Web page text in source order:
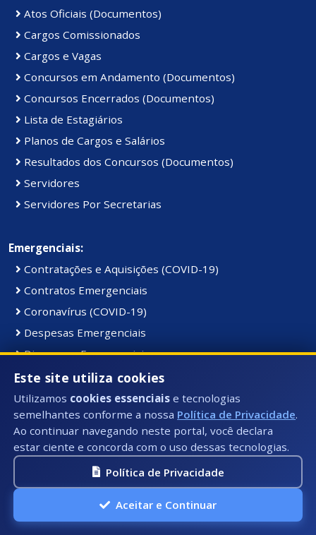
Atos Oficiais (Documentos)
Cargos Comissionados
Cargos e Vagas
Concursos em Andamento (Documentos)
Concursos Encerrados (Documentos)
Lista de Estagiários
Planos de Cargos e Salários
Resultados dos Concursos (Documentos)
Servidores
Servidores Por Secretarias
Emergenciais:
Contratações e Aquisições (COVID-19)
Contratos Emergenciais
Coronavírus (COVID-19)
Despesas Emergenciais
Dispensas Emergenciais
Ordens de Compras Emergenciais
Receitas (COVID-19)
Receitas (COVID-19)
Receitas Emergenciais
Vacinação (COVID-19)
Acesso à Informação
Este site utiliza cookies
Utilizamos cookies essenciais e tecnologias
semelhantes conforme a nossa Política de Privacidade.
Ao continuar navegando neste portal, você declara
estar ciente e concorda com o uso dessas tecnologias.
Política de Privacidade
Aceitar e Continuar